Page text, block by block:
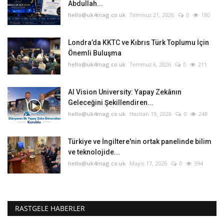
Abdullah...
hello@uk4mag.co.uk Temmuz 21, 2026 0 180
Londra’da KKTC ve Kıbrıs Türk Toplumu İçin
Önemli Buluşma
hello@uk4mag.co.uk Temmuz 6, 2026 0 211
AI Vision University: Yapay Zekânın
Geleceğini Şekillendiren...
hello@uk4mag.co.uk Haziran 19, 2026 0 248
Türkiye ve İngiltere'nin ortak panelinde bilim
ve teknolojide...
hello@uk4mag.co.uk Mayıs 17, 2026 0 394
RASTGELE HABERLER